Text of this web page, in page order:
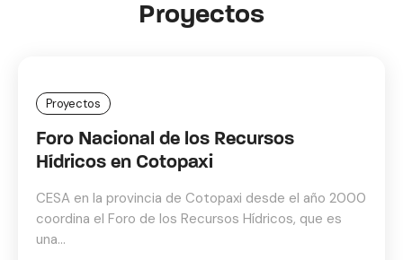
Proyectos
Proyectos
Foro Nacional de los Recursos
Hídricos en Cotopaxi
CESA en la provincia de Cotopaxi desde el año 2000
coordina el Foro de los Recursos Hídricos, que es
una...